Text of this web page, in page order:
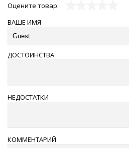
Оцените товар:
ВАШЕ ИМЯ
ДОСТОИНСТВА
НЕДОСТАТКИ
КОММЕНТАРИЙ